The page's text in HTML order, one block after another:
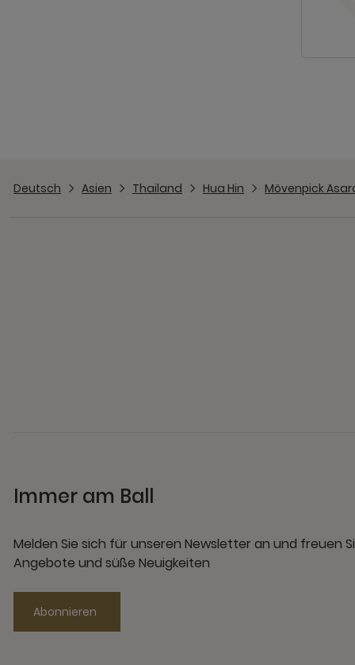
Deutsch Asien Thailand Hua Hin Mövenpick
Immer am Ball
Melden Sie sich für unseren Newsletter an und freuen
Angebote und süße Neuigkeiten
Abonnieren